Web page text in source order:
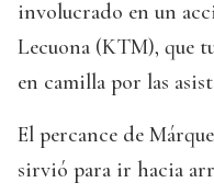
involucrado en un
Lecuona (KTM), que
en camilla por las
El percance de
sirvió para ir hacia